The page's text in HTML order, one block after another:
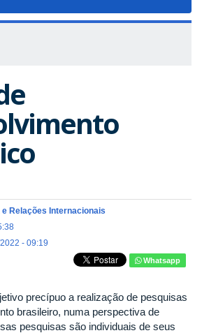
Relações Internacionais
- 09:19
Whatsapp
precípuo a realização de pesquisas
brasileiro, numa perspectiva de
pesquisas são individuais de seus